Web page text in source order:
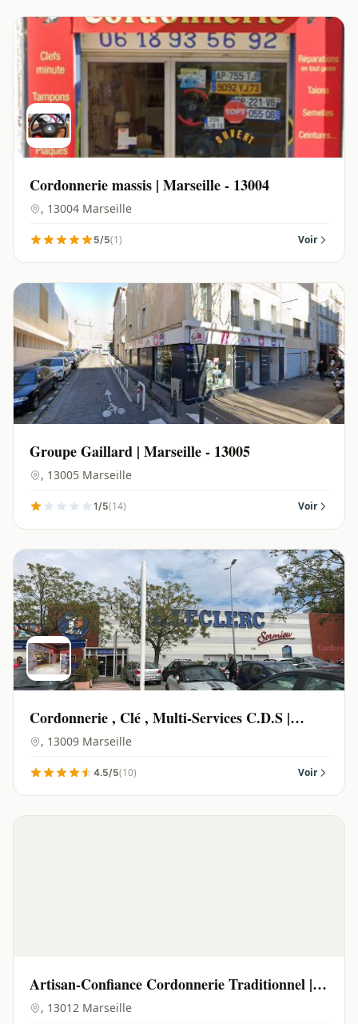
Cordonnerie massis | Marseille - 13004
, 13004 Marseille
5/5(1) Voir
Groupe Gaillard | Marseille - 13005
, 13005 Marseille
1/5(14) Voir
Cordonnerie , Clé , Multi-Services C.D.S |
Marseille - 13009
, 13009 Marseille
4.5/5(10) Voir
Artisan-Confiance Cordonnerie Traditionnel |
Marseille - 13012
, 13012 Marseille